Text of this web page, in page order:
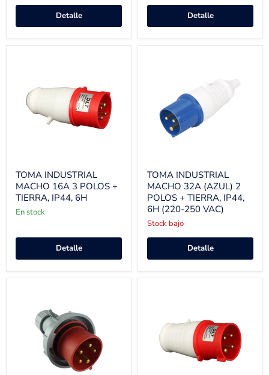
Detalle Detalle
TOMA INDUSTRIAL
MACHO 16A 3 POLOS +
TIERRA, IP44, 6H
En stock
Detalle
TOMA INDUSTRIAL
MACHO 32A (AZUL) 2
POLOS + TIERRA, IP44,
6H (220-250 VAC)
Stock bajo
Detalle